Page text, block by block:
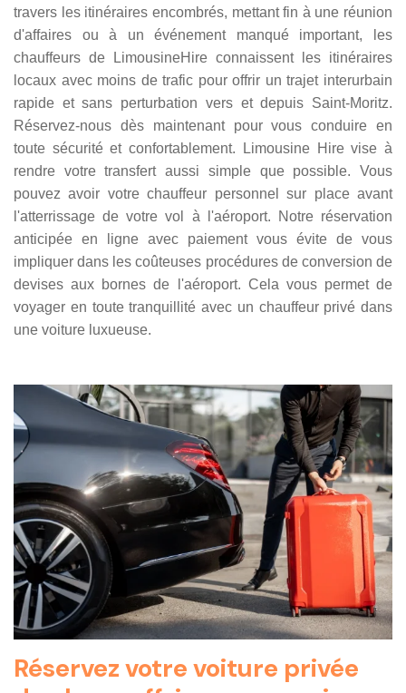
travers les itinéraires encombrés, mettant fin à une réunion
d'affaires ou à un événement manqué important, les
chauffeurs de LimousineHire connaissent les itinéraires
locaux avec moins de trafic pour offrir un trajet interurbain
rapide et sans perturbation vers et depuis Saint-Moritz.
Réservez-nous dès maintenant pour vous conduire en
toute sécurité et confortablement. Limousine Hire vise à
rendre votre transfert aussi simple que possible. Vous
pouvez avoir votre chauffeur personnel sur place avant
l'atterrissage de votre vol à l'aéroport. Notre réservation
anticipée en ligne avec paiement vous évite de vous
impliquer dans les coûteuses procédures de conversion de
devises aux bornes de l'aéroport. Cela vous permet de
voyager en toute tranquillité avec un chauffeur privé dans
une voiture luxueuse.
Réservez votre voiture privée